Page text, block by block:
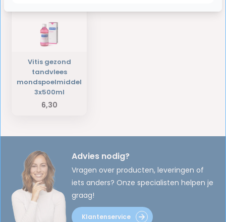
Vitis gezond
tandvlees
mondspoelmiddel
3x500ml
6,30
Advies nodig?
Vragen over producten, leveringen of
iets anders? Onze specialisten helpen je
graag!
Klantenservice